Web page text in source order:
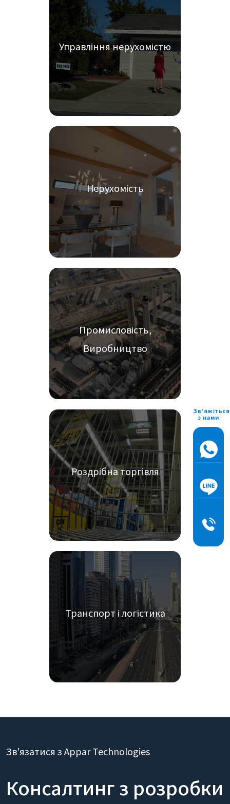
Управління нерухомістю
Нерухомість
Промисловість,
Виробництво
Роздрібна торгівля
Транспорт і логістика
Зв'яжіться
з нами
Зв'язатися з Appar Technologies
Консалтинг з розробки